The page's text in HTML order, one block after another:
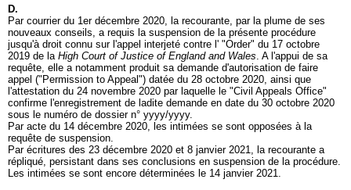
D.
Par courrier du 1er décembre 2020, la recourante, par la plume de ses
nouveaux conseils, a requis la suspension de la présente procédure
jusqu'à droit connu sur l'appel interjeté contre l' "Order" du 17 octobre
2019 de la High Court of Justice of England and Wales. A l'appui de sa
requête, elle a notamment produit sa demande d'autorisation de faire
appel ("Permission to Appeal") datée du 28 octobre 2020, ainsi que
l'attestation du 24 novembre 2020 par laquelle le "Civil Appeals Office"
confirme l'enregistrement de ladite demande en date du 30 octobre 2020
sous le numéro de dossier n° yyyy/yyyy.
Par acte du 14 décembre 2020, les intimées se sont opposées à la
requête de suspension.
Par écritures des 23 décembre 2020 et 8 janvier 2021, la recourante a
répliqué, persistant dans ses conclusions en suspension de la procédure.
Les intimées se sont encore déterminées le 14 janvier 2021.